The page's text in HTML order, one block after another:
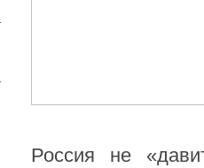
Россия не